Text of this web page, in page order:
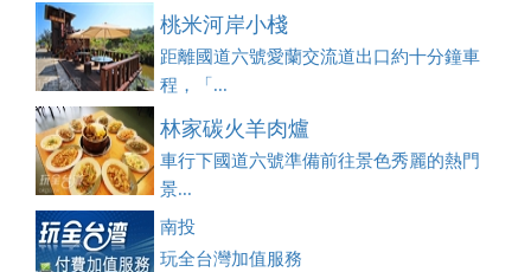
桃米河岸小棧
距離國道六號愛蘭交流道出口約十分鐘車
程，「...
林家碳火羊肉爐
車行下國道六號準備前往景色秀麗的熱門
景...
南投
玩全台灣加值服務